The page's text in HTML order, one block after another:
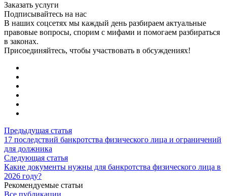
Заказать услуги
Подписывайтесь на нас
В наших соцсетях мы каждый день разбираем актуальные
правовые вопросы, спорим с мифами и помогаем разбираться
в законах.
Присоединяйтесь, чтобы участвовать в обсуждениях!
Предыдущая статья
17 последствий банкротства физического лица и ограничений
для должника
Следующая статья
Какие документы нужны для банкротства физического лица в
2026 году?
Рекомендуемые статьи